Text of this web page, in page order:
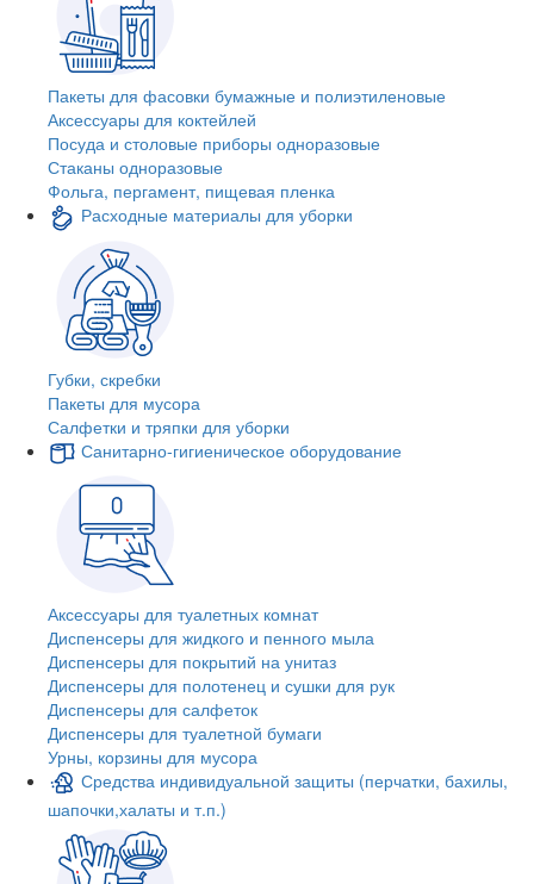
Пакеты для фасовки бумажные и полиэтиленовые
Аксессуары для коктейлей
Посуда и столовые приборы одноразовые
Стаканы одноразовые
Фольга, пергамент, пищевая пленка
Расходные материалы для уборки
Губки, скребки
Пакеты для мусора
Салфетки и тряпки для уборки
Санитарно-гигиеническое оборудование
Аксессуары для туалетных комнат
Диспенсеры для жидкого и пенного мыла
Диспенсеры для покрытий на унитаз
Диспенсеры для полотенец и сушки для рук
Диспенсеры для салфеток
Диспенсеры для туалетной бумаги
Урны, корзины для мусора
Средства индивидуальной защиты (перчатки, бахилы,
шапочки,халаты и т.п.)